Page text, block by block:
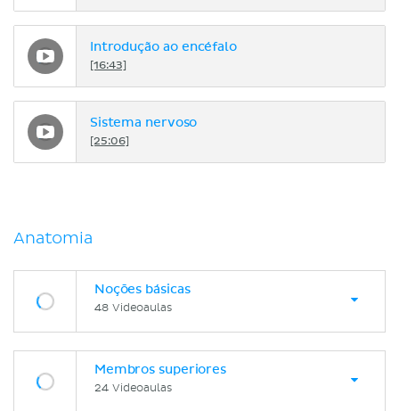
Introdução ao encéfalo
[16:43]
Sistema nervoso
[25:06]
Anatomia
Noções básicas
48 Videoaulas
Membros superiores
24 Videoaulas